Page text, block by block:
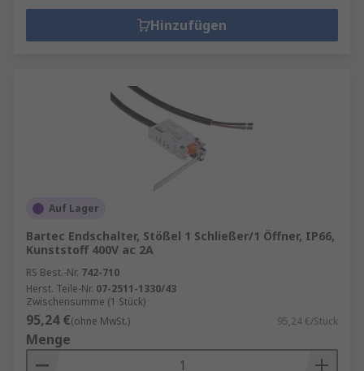
Hinzufügen
Auf Lager
Bartec Endschalter, Stößel 1 Schließer/1 Öffner, IP66,
Kunststoff 400V ac 2A
RS Best.-Nr. 742-710
Herst. Teile-Nr. 07-2511-1330/43
Zwischensumme (1 Stück)
95,24 €(ohne MwSt.) 95,24 €/Stück
Menge